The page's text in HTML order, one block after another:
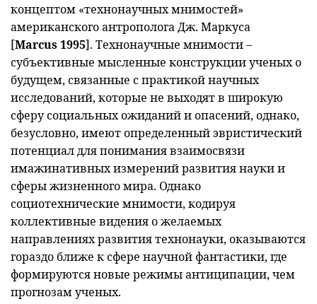
концептом «технонаучных мнимостей»
американского антрополога Дж. Маркуса
[Marcus1995]. Технонаучные мнимости –
субъективные мысленные конструкции ученых о
будущем, связанные с практикой научных
исследований, которые не выходят в широкую
сферу социальных ожиданий и опасений, однако,
безусловно, имеют определенный эвристический
потенциал для понимания взаимосвязи
имажинативных измерений развития науки и
сферы жизненного мира. Однако
социотехнические мнимости, кодируя
коллективные видения о желаемых
направлениях развития технонауки, оказываются
гораздо ближе к сфере научной фантастики, где
формируются новые режимы антиципации, чем
прогнозам ученых.